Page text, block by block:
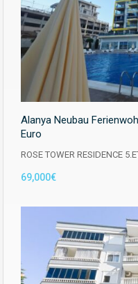
Alanya Neubau
Euro
ROSE TOWER RESIDENCE
69,000€